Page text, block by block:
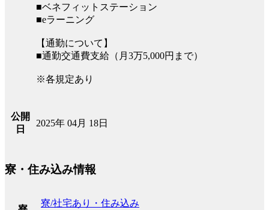
■ベネフィットステーション
■eラーニング
【通勤について】
■通勤交通費支給（月3万5,000円まで）
※各規定あり
公開
日
2025年 04月 18日
寮・住み込み情報
寮/社宅あり・住み込み